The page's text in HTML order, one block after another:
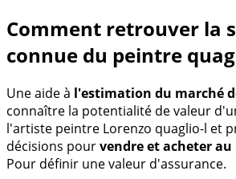
Comment retrouver la
connue du peintre
Une aide à l'estimation du marché
connaître la potentialité de valeur
l'artiste peintre Lorenzo quaglio-l et
décisions pourvendre et acheter
Pour définir une valeur d'assurance.